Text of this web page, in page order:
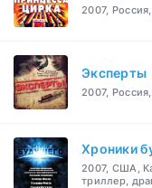
2007,
Эксперты
2007,
Хроники
2007, США,
триллер,